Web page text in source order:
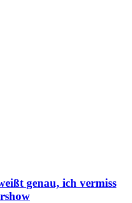
genau, ich vermiss